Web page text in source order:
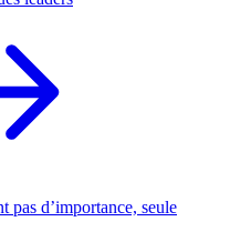
pas d’importance, seule